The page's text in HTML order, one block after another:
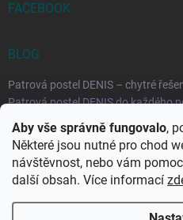
Aby vše správně fungovalo,
Některé jsou nutné pro chod
návštěvnost, nebo vám
další obsah. Více informací
FACEBOOK
BLOG
Patrová postel DENIS – chytré
Patrová postel DENIS do každého
Rozkládací postele RELAX –
každodenní spaní
Rozkládací postel, která se